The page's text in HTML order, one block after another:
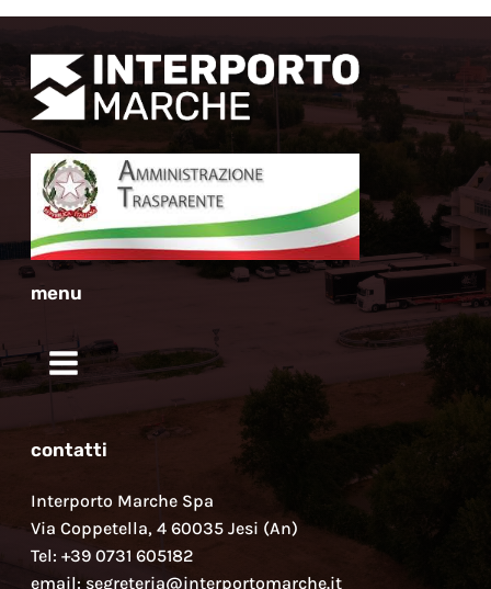
menu
contatti
Interporto Marche Spa
Via Coppetella, 4 60035 Jesi (An)
Tel: +39 0731 605182
email: segreteria@interportomarche.it